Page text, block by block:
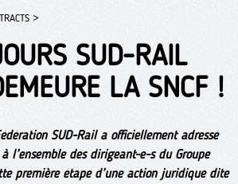
>
SUD-RAIL
LA SNCF !
SUD-Rail a officiellement adressé
l’ensemble des dirigeant-e-s du Groupe
première étape d’une action juridique dite